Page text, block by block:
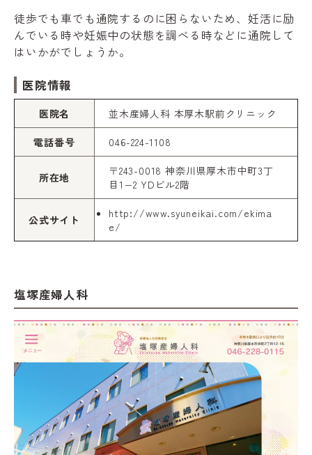
徒歩でも車でも通院するのに困らないため、妊活に励
んでいる時や妊娠中の状態を調べる時などに通院して
はいかがでしょうか。
医院情報
医院名 並木産婦人科 本厚木駅前クリニック
電話番号 046-224-1108
所在地
〒243-0018 神奈川県厚木市中町3丁
目1−2 YDビル2階
公式サイト
http://www.syuneikai.com/ekima
e/
塩塚産婦人科